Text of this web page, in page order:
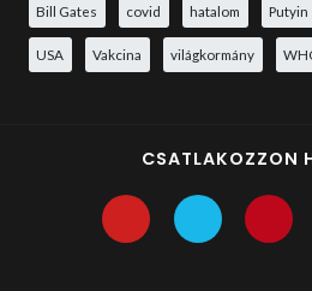
Bill Gates covid hatalom Putyin
USA Vakcina világkormány
CSATLAKOZZON